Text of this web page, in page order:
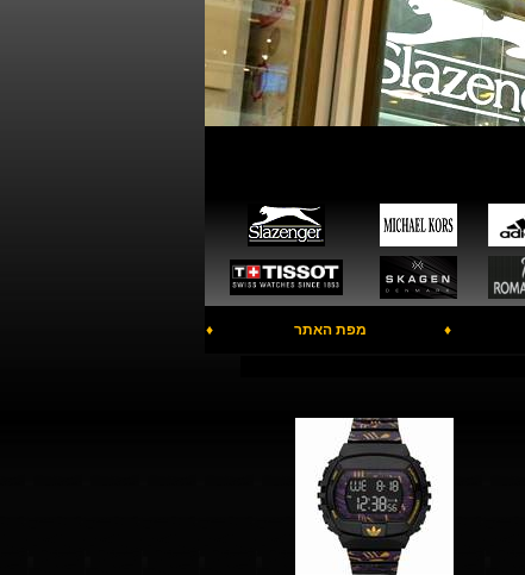
♦ מפת האתר ♦